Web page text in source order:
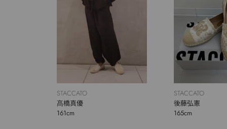
STACCATO
髙橋真優
161cm
STACCATO
後藤弘憲
165cm